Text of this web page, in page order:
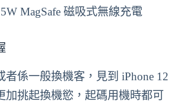
MagSafe 磁吸式無線充電
者係一般換機客，見到 iPhone 12
加挑起換機慾，起碼用機時都可